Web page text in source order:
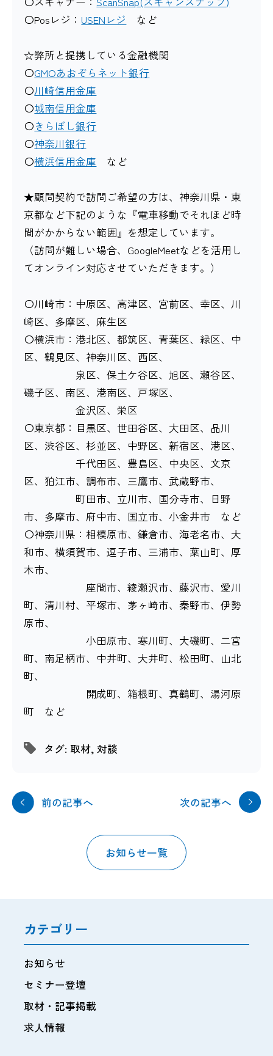
〇Posレジ：USENレジ など
☆弊所と提携している金融機関
〇GMOあおぞらネット銀行
〇川崎信用金庫
〇城南信用金庫
〇きらぼし銀行
〇神奈川銀行
〇横浜信用金庫 など
★顧問契約で訪問ご希望の方は、神奈川県・東
京都など下記のような『電車移動でそれほど時
間がかからない範囲』を想定しています。
（訪問が難しい場合、GoogleMeetなどを活用し
てオンライン対応させていただきます。）
〇川崎市：中原区、高津区、宮前区、幸区、川
崎区、多摩区、麻生区
〇横浜市：港北区、都筑区、青葉区、緑区、中
区、鶴見区、神奈川区、西区、
泉区、保土ケ谷区、旭区、瀬谷区、
磯子区、南区、港南区、戸塚区、
金沢区、栄区
〇東京都：目黒区、世田谷区、大田区、品川
区、渋谷区、杉並区、中野区、新宿区、港区、
千代田区、豊島区、中央区、文京
区、狛江市、調布市、三鷹市、武蔵野市、
町田市、立川市、国分寺市、日野
市、多摩市、府中市、国立市、小金井市 など
〇神奈川県：相模原市、鎌倉市、海老名市、大
和市、横須賀市、逗子市、三浦市、葉山町、厚
木市、
座間市、綾瀬沢市、藤沢市、愛川
町、清川村、平塚市、茅ヶ崎市、秦野市、伊勢
原市、
小田原市、寒川町、大磯町、二宮
町、南足柄市、中井町、大井町、松田町、山北
町、
開成町、箱根町、真鶴町、湯河原
町 など
タグ: 取材, 対談
前の記事へ
お知らせ一覧
次の記事へ
カテゴリー
お知らせ
セミナー登壇
取材・記事掲載
求人情報